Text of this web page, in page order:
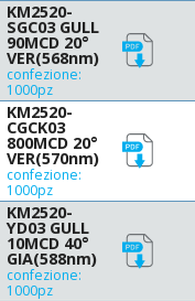
KM2520-
SGC03 GULL
90MCD 20°
VER(568nm)
confezione:
1000pz
KM2520-
CGCK03
800MCD 20°
VER(570nm)
confezione:
1000pz
KM2520-
YD03 GULL
10MCD 40°
GIA(588nm)
confezione:
1000pz